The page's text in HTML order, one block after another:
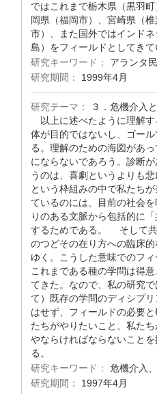
ではこれまで栃木県（黒羽
岡県（福岡市）、宮崎県（
市）、また国外ではインド
島）をフィールドとしてきて
研究キーワード：
アランタ
研究期間：
1999年4月
研究テーマ：
３．危機介入
以上に述べたように理解す
体が目的ではないし、ゴー
る。理解のための海図があ
にならないであろう。診断
うのは、喜劇というよりも
という枠組みの中で私たち
ているのには、目前の社会
りのある文脈から包括的に
するためである。 そして
のつどその在り方への臨床
ゆく。こうした意味でのフィ
これまである種の学問は得
てきた。なので、私の研究
て）既存の学問のディシプ
はせず、フィールドの必要
たちがやりたいこと、私た
やならければならないこと
る。
研究キーワード：
危機介入
研究期間：
1997年4月